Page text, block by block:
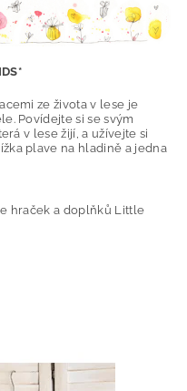
ze života v lese je
Povídejte si se svým
v lese žijí, a užívejte si
plave na hladině a jedna
hraček a doplňků Little